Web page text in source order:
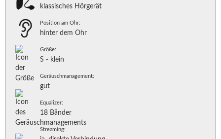
klassisches Hörgerät
Position am Ohr:
hinter dem Ohr
Größe:
S - klein
Geräuschmanagement:
gut
Equalizer:
18 Bänder
Streaming: